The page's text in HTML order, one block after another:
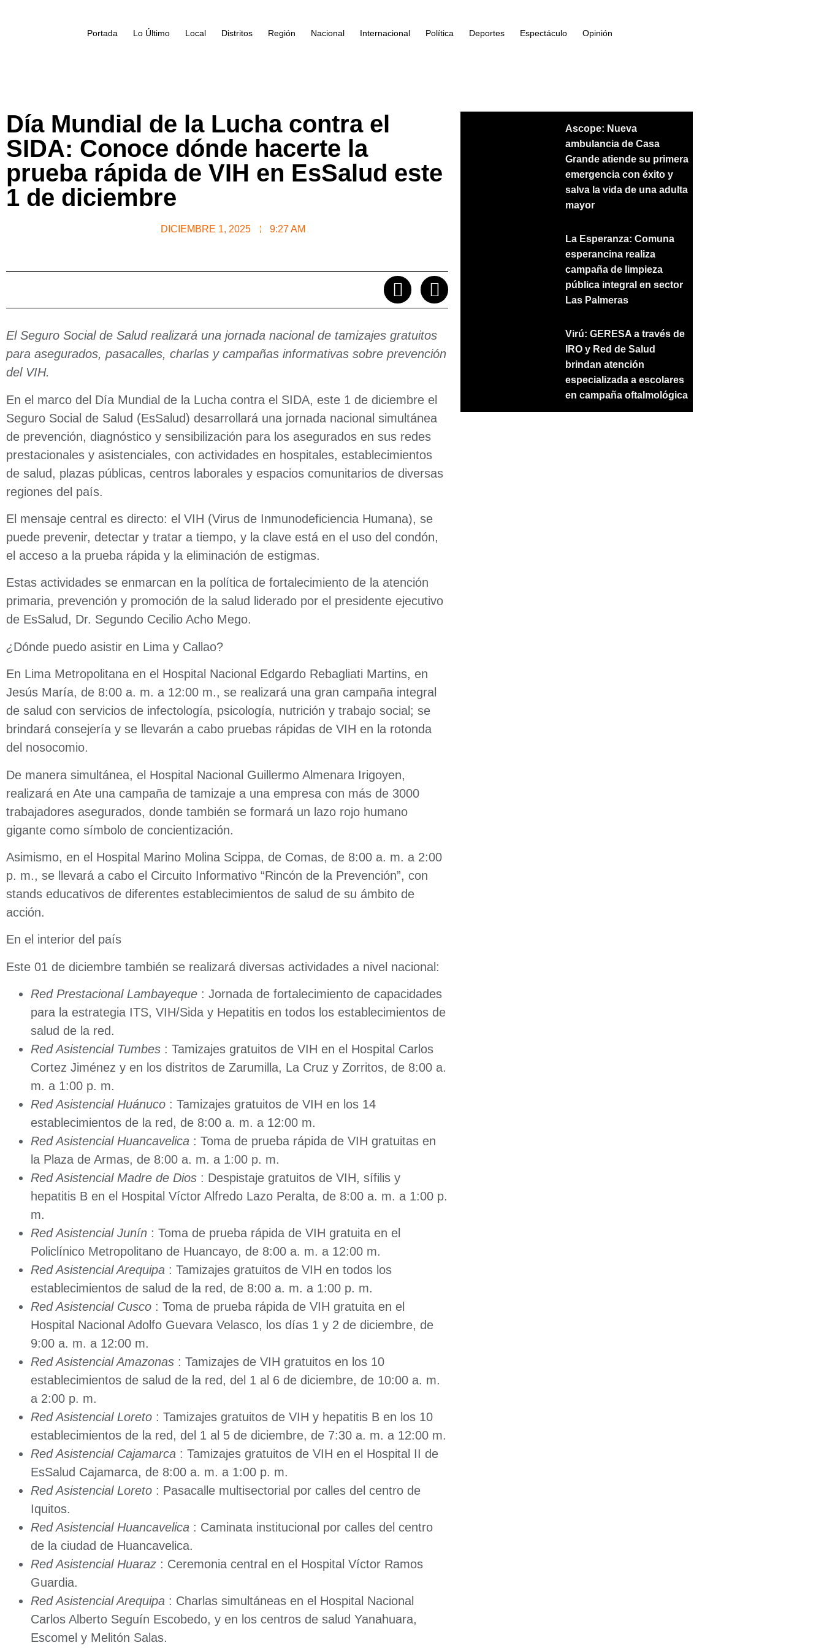
Portada Lo Último Local Distritos Región Nacional Internacional Política Deportes Espectáculo Opinión
Día Mundial de la Lucha contra el
SIDA: Conoce dónde hacerte la
prueba rápida de VIH en EsSalud este
1 de diciembre
DICIEMBRE 1, 2025 9:27 AM
El Seguro Social de Salud realizará una jornada nacional de tamizajes gratuitos
para asegurados, pasacalles, charlas y campañas informativas sobre prevención
del VIH.
En el marco del Día Mundial de la Lucha contra el SIDA, este 1 de diciembre el
Seguro Social de Salud (EsSalud) desarrollará una jornada nacional simultánea
de prevención, diagnóstico y sensibilización para los asegurados en sus redes
prestacionales y asistenciales, con actividades en hospitales, establecimientos
de salud, plazas públicas, centros laborales y espacios comunitarios de diversas
regiones del país.
El mensaje central es directo: el VIH (Virus de Inmunodeficiencia Humana), se
puede prevenir, detectar y tratar a tiempo, y la clave está en el uso del condón,
el acceso a la prueba rápida y la eliminación de estigmas.
Estas actividades se enmarcan en la política de fortalecimiento de la atención
primaria, prevención y promoción de la salud liderado por el presidente ejecutivo
de EsSalud, Dr. Segundo Cecilio Acho Mego.
¿Dónde puedo asistir en Lima y Callao?
En Lima Metropolitana en el Hospital Nacional Edgardo Rebagliati Martins, en
Jesús María, de 8:00 a. m. a 12:00 m., se realizará una gran campaña integral
de salud con servicios de infectología, psicología, nutrición y trabajo social; se
brindará consejería y se llevarán a cabo pruebas rápidas de VIH en la rotonda
del nosocomio.
De manera simultánea, el Hospital Nacional Guillermo Almenara Irigoyen,
realizará en Ate una campaña de tamizaje a una empresa con más de 3000
trabajadores asegurados, donde también se formará un lazo rojo humano
gigante como símbolo de concientización.
Asimismo, en el Hospital Marino Molina Scippa, de Comas, de 8:00 a. m. a 2:00
p. m., se llevará a cabo el Circuito Informativo “Rincón de la Prevención”, con
stands educativos de diferentes establecimientos de salud de su ámbito de
acción.
En el interior del país
Este 01 de diciembre también se realizará diversas actividades a nivel nacional:
Red Prestacional Lambayeque : Jornada de fortalecimiento de capacidades
para la estrategia ITS, VIH/Sida y Hepatitis en todos los establecimientos de
salud de la red.
Red Asistencial Tumbes : Tamizajes gratuitos de VIH en el Hospital Carlos
Cortez Jiménez y en los distritos de Zarumilla, La Cruz y Zorritos, de 8:00 a.
m. a 1:00 p. m.
Red Asistencial Huánuco : Tamizajes gratuitos de VIH en los 14
establecimientos de la red, de 8:00 a. m. a 12:00 m.
Red Asistencial Huancavelica : Toma de prueba rápida de VIH gratuitas en
la Plaza de Armas, de 8:00 a. m. a 1:00 p. m.
Red Asistencial Madre de Dios : Despistaje gratuitos de VIH, sífilis y
hepatitis B en el Hospital Víctor Alfredo Lazo Peralta, de 8:00 a. m. a 1:00 p.
m.
Red Asistencial Junín : Toma de prueba rápida de VIH gratuita en el
Policlínico Metropolitano de Huancayo, de 8:00 a. m. a 12:00 m.
Red Asistencial Arequipa : Tamizajes gratuitos de VIH en todos los
establecimientos de salud de la red, de 8:00 a. m. a 1:00 p. m.
Red Asistencial Cusco : Toma de prueba rápida de VIH gratuita en el
Hospital Nacional Adolfo Guevara Velasco, los días 1 y 2 de diciembre, de
9:00 a. m. a 12:00 m.
Red Asistencial Amazonas : Tamizajes de VIH gratuitos en los 10
establecimientos de salud de la red, del 1 al 6 de diciembre, de 10:00 a. m.
a 2:00 p. m.
Red Asistencial Loreto : Tamizajes gratuitos de VIH y hepatitis B en los 10
establecimientos de la red, del 1 al 5 de diciembre, de 7:30 a. m. a 12:00 m.
Red Asistencial Cajamarca : Tamizajes gratuitos de VIH en el Hospital II de
EsSalud Cajamarca, de 8:00 a. m. a 1:00 p. m.
Red Asistencial Loreto : Pasacalle multisectorial por calles del centro de
Iquitos.
Red Asistencial Huancavelica : Caminata institucional por calles del centro
de la ciudad de Huancavelica.
Red Asistencial Huaraz : Ceremonia central en el Hospital Víctor Ramos
Guardia.
Red Asistencial Arequipa : Charlas simultáneas en el Hospital Nacional
Carlos Alberto Seguín Escobedo, y en los centros de salud Yanahuara,
Escomel y Melitón Salas.
Ascope: Nueva
ambulancia de Casa
Grande atiende su primera
emergencia con éxito y
salva la vida de una adulta
mayor
La Esperanza: Comuna
esperancina realiza
campaña de limpieza
pública integral en sector
Las Palmeras
Virú: GERESA a través de
IRO y Red de Salud
brindan atención
especializada a escolares
en campaña oftalmológica